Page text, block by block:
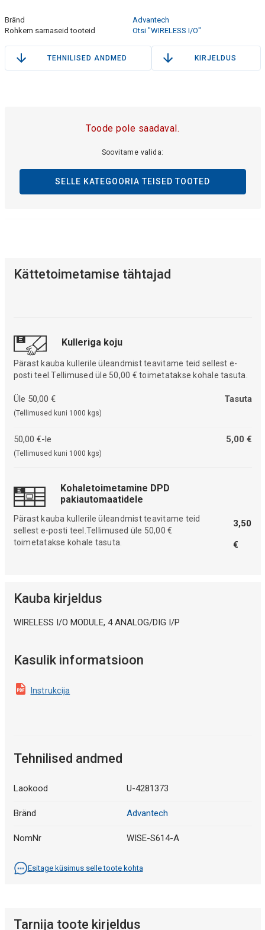
Bränd
Advantech
Rohkem sarnaseid tooteid
Otsi "WIRELESS I/O"
TEHNILISED ANDMED KIRJELDUS
Toode pole saadaval.
Soovitame valida:
SELLE KATEGOORIA TEISED TOOTED
Kättetoimetamise tähtajad
Kulleriga koju
Pärast kauba kullerile üleandmist teavitame teid sellest e-
posti teel.Tellimused üle 50,00 € toimetatakse kohale tasuta.
Üle 50,00 €
(Tellimused kuni 1000 kgs)
Tasuta
50,00 €-le
(Tellimused kuni 1000 kgs)
5,00 €
Kohaletoimetamine DPD
pakiautomaatidele
Pärast kauba kullerile üleandmist teavitame teid
sellest e-posti teel.Tellimused üle 50,00 €
toimetatakse kohale tasuta.
3,50
€
Kauba kirjeldus
WIRELESS I/O MODULE, 4 ANALOG/DIG I/P
Kasulik informatsioon
Instrukcija
Tehnilised andmed
Laokood U-4281373
Bränd Advantech
NomNr WISE-S614-A
Esitage küsimus selle toote kohta
Tarnija toote kirjeldus